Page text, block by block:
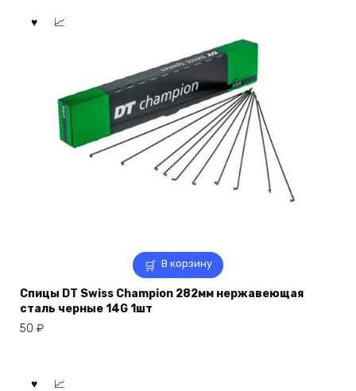
В корзину
Спицы DT Swiss Champion 282мм нержавеющая
сталь черные 14G 1шт
50 ₽